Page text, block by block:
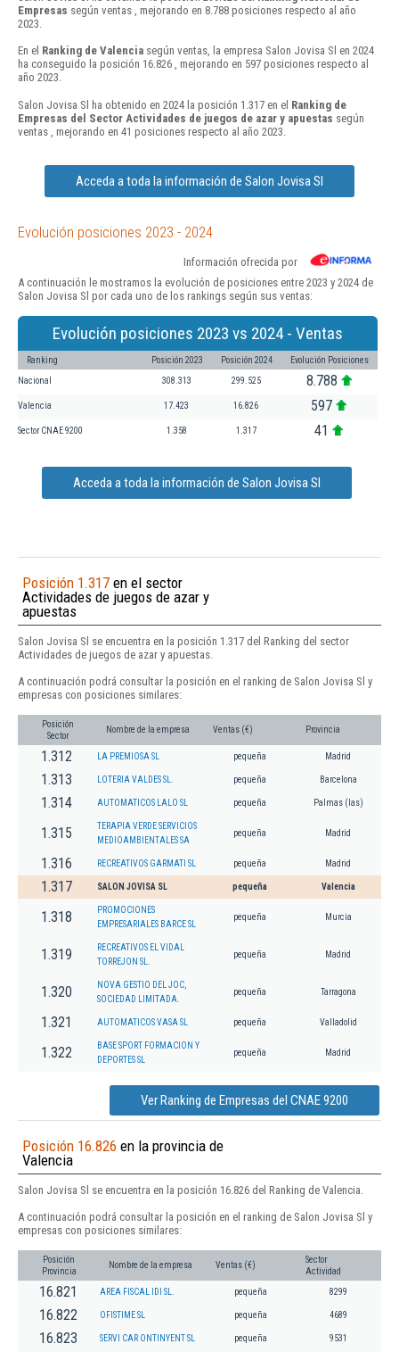
Empresas según ventas , mejorando en 8.788 posiciones respecto al año
2023.
En el Ranking de Valencia según ventas, la empresa Salon Jovisa Sl en 2024
ha conseguido la posición 16.826 , mejorando en 597 posiciones respecto al
año 2023.
Salon Jovisa Sl ha obtenido en 2024 la posición 1.317 en el Ranking de
Empresas del Sector Actividades de juegos de azar y apuestas según
ventas , mejorando en 41 posiciones respecto al año 2023.
Acceda a toda la información de Salon Jovisa Sl
Evolución posiciones 2023 - 2024
Información ofrecida por
A continuación le mostramos la evolución de posiciones entre 2023 y 2024 de
Salon Jovisa Sl por cada uno de los rankings según sus ventas:
Evolución posiciones 2023 vs 2024 - Ventas
Ranking Posición 2023 Posición 2024 Evolución Posiciones
Nacional 308.313 299.525 8.788
Valencia 17.423 16.826 597
Sector CNAE 9200 1.358 1.317 41
Acceda a toda la información de Salon Jovisa Sl
Posición 1.317 en el sector
Actividades de juegos de azar y
apuestas
Salon Jovisa Sl se encuentra en la posición 1.317 del Ranking del sector
Actividades de juegos de azar y apuestas.
A continuación podrá consultar la posición en el ranking de Salon Jovisa Sl y
empresas con posiciones similares:
Posición
Sector
Nombre de la empresa Ventas (€) Provincia
1.312 LA PREMIOSA SL pequeña Madrid
1.313 LOTERIA VALDES SL. pequeña Barcelona
1.314 AUTOMATICOS LALO SL pequeña Palmas (las)
1.315
TERAPIA VERDE SERVICIOS
MEDIOAMBIENTALES SA
pequeña Madrid
1.316 RECREATIVOS GARMATI SL pequeña Madrid
1.317 SALON JOVISA SL pequeña Valencia
1.318
PROMOCIONES
EMPRESARIALES BARCE SL
pequeña Murcia
1.319
RECREATIVOS EL VIDAL
TORREJON SL.
pequeña Madrid
1.320
NOVA GESTIO DEL JOC,
SOCIEDAD LIMITADA.
pequeña Tarragona
1.321 AUTOMATICOS VASA SL pequeña Valladolid
1.322
BASE SPORT FORMACION Y
DEPORTES SL
pequeña Madrid
Ver Ranking de Empresas del CNAE 9200
Posición 16.826 en la provincia de
Valencia
Salon Jovisa Sl se encuentra en la posición 16.826 del Ranking de Valencia.
A continuación podrá consultar la posición en el ranking de Salon Jovisa Sl y
empresas con posiciones similares:
Posición
Provincia
Nombre de la empresa Ventas (€)
Sector
Actividad
16.821 AREA FISCAL IDI SL. pequeña 8299
16.822 OFISTIME SL pequeña 4689
16.823 SERVI CAR ONTINYENT SL pequeña 9531